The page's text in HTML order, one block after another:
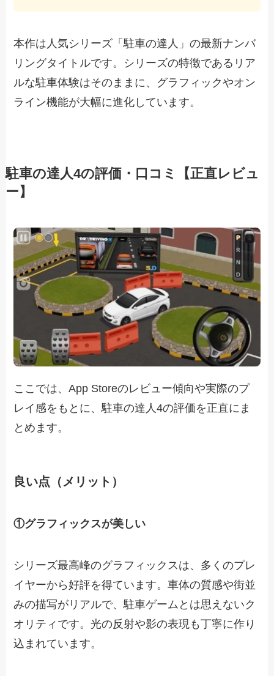
本作は人気シリーズ「駐車の達人」の最新ナンバ
リングタイトルです。シリーズの特徴であるリア
ルな駐車体験はそのままに、グラフィックやオン
ライン機能が大幅に進化しています。
駐車の達人4の評価・口コミ【正直レビュ
ー】
ここでは、App Storeのレビュー傾向や実際のプ
レイ感をもとに、駐車の達人4の評価を正直にま
とめます。
良い点（メリット）
①グラフィックスが美しい
シリーズ最高峰のグラフィックスは、多くのプレ
イヤーから好評を得ています。車体の質感や街並
みの描写がリアルで、駐車ゲームとは思えないク
オリティです。光の反射や影の表現も丁寧に作り
込まれています。